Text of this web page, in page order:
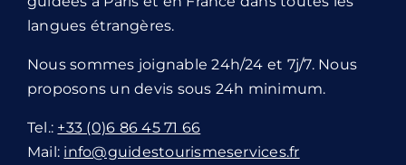
langues étrangères.
Nous sommes joignable 24h/24 et 7j/7. Nous
proposons un devis sous 24h minimum.
Tel.: +33 (0)6 86 45 71 66
Mail: info@guidestourismeservices.fr